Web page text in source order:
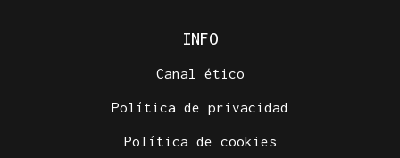
INFO
Canal ético
Política de privacidad
Política de cookies